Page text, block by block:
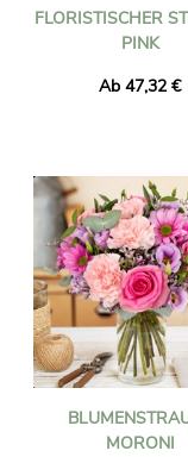
FLORISTISCHER
INK
Ab 47,32 €
ORONI